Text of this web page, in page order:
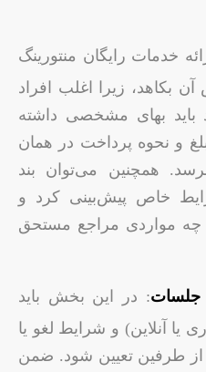
خدمات رایگان منتورینگ
بکاهد، زیرا اغلب افراد
باید بهای مشخصی داشته
و نحوه پرداخت در همان
همچنین می‌توان بند
خاص پیش‌بینی کرد و
چه مواردی مراجع مستحق
: در این بخش باید
آنلاین) و شرایط لغو یا
طرفین تعیین شود. ضمن